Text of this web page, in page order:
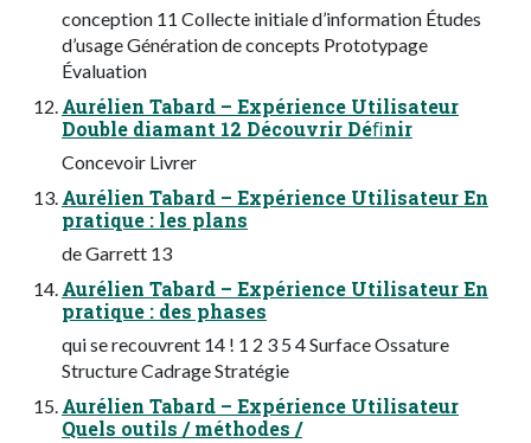
conception 11 Collecte initiale d’information Études
d’usage Génération de concepts Prototypage
Évaluation
Aurélien Tabard – Expérience Utilisateur
Double diamant 12 Découvrir Déﬁnir
Concevoir Livrer
Aurélien Tabard – Expérience Utilisateur En
pratique : les plans
de Garrett 13
Aurélien Tabard – Expérience Utilisateur En
pratique : des phases
qui se recouvrent 14 ! 1 2 3 5 4 Surface Ossature
Structure Cadrage Stratégie
Aurélien Tabard – Expérience Utilisateur
Quels outils / méthodes /